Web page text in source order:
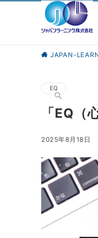
JAPAN-
EQ
「EQ（
2025年8月18日